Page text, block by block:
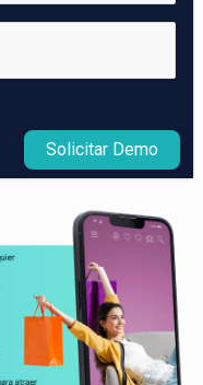
Solicitar Demo